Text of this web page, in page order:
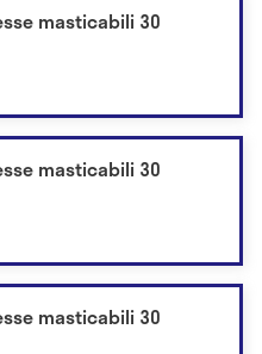
masticabili 30
masticabili 30
masticabili 30